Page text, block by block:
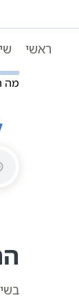
to
ראשי
מה